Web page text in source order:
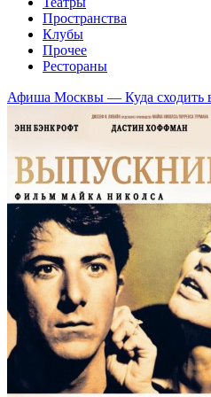
Пространства
Клубы
Прочее
Рестораны
Афиша Москвы — Куда сходить